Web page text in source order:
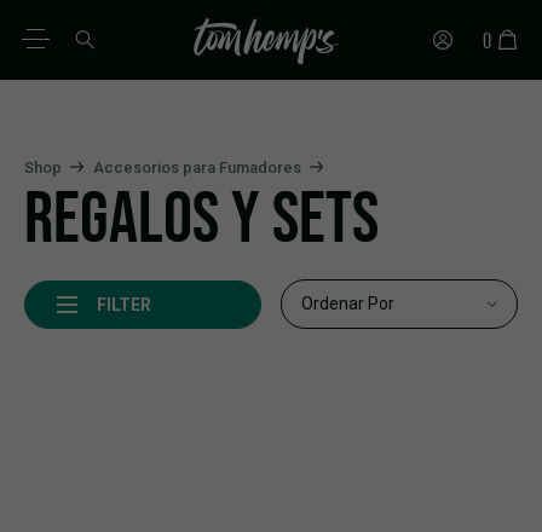
0
Shop Accesorios para Fumadores
REGALOS Y SETS
FILTER